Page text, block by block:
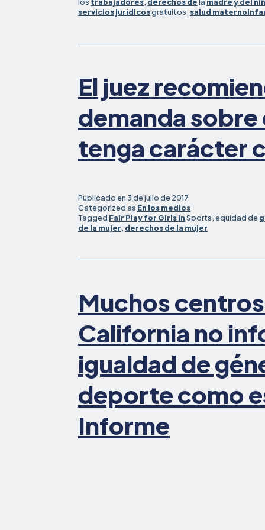
los trabajadores, derechos de la madre y del
servicios jurídicosgratuitos, salud
El juez
demanda sobre
tenga carácter
Publicado en3 de julio de 2017
Categorized as En los medios
Tagged Fair Play for Girls inSports, equidad de
de la mujer, derechos de la mujer
Muchos
California no
igualdad de
deporte como
Informe